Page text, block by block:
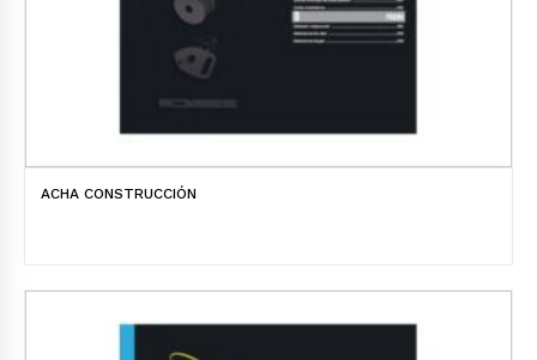
ACHA CONSTRUCCIÓN